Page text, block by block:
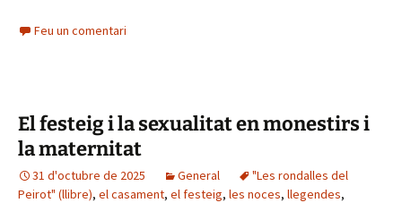
Feu un comentari
El festeig i la sexualitat en monestirs i
la maternitat
31 d'octubre de 2025 General
"Les rondalles del
Peirot" (llibre), el casament, el festeig, les noces, llegendes,